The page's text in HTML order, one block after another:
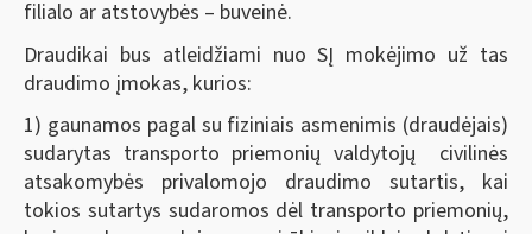
filialo ar atstovybės – buveinė.
Draudikai bus atleidžiami nuo SĮ mokėjimo už tas
draudimo įmokas, kurios:
1) gaunamos pagal su fiziniais asmenimis (draudėjais)
sudarytas transporto priemonių valdytojų civilinės
atsakomybės privalomojo draudimo sutartis, kai
tokios sutartys sudaromos dėl transporto priemonių,